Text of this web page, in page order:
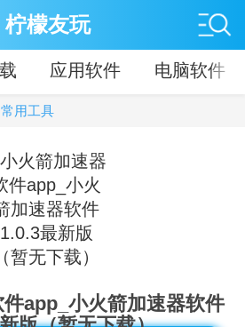
柠檬友玩
应用软件 电脑软件
常用工具
app_小火箭加速器软件